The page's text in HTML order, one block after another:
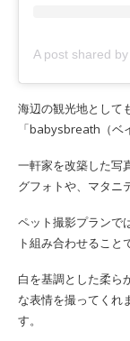
海辺の観光地として
「babysbreath（ベ
一軒家を改築した写
グフォトや、マタニ
ペット撮影プランで
ト組み合わせること
白を基調とした柔ら
な表情を撮ってくれ
す。